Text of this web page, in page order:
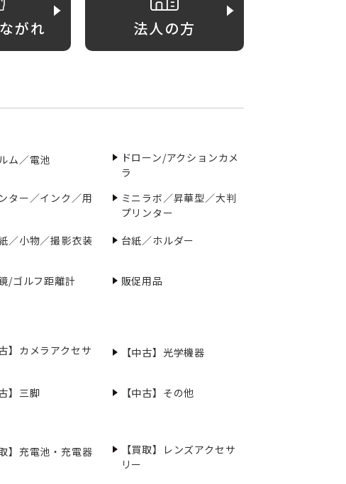
がれ 法人の方
ム／電池
ドローン/アクションカメ
ラ
ター／インク／用
ミニラボ／昇華型／大判
プリンター
／小物／撮影衣装 台紙／ホルダー
/ゴルフ距離計 販促用品
古】カメラアクセサ
【中古】光学機器
】三脚 【中古】その他
取】充電池・充電器
【買取】レンズアクセサ
リー